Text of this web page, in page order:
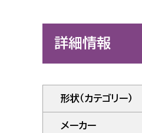
詳細情報
形状（カテゴリー）
メーカー